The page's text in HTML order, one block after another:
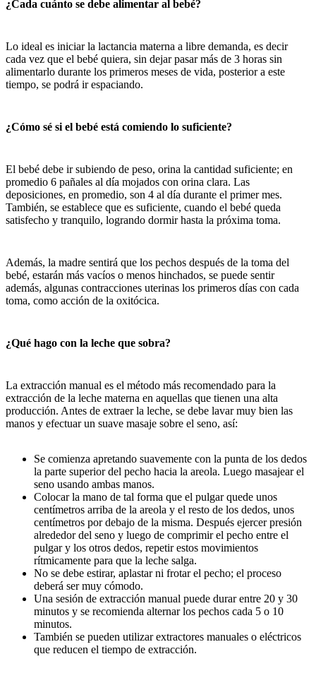
¿Cada cuánto se debe alimentar al bebé?
Lo ideal es iniciar la lactancia materna a libre demanda, es decir
cada vez que el bebé quiera, sin dejar pasar más de 3 horas sin
alimentarlo durante los primeros meses de vida, posterior a este
tiempo, se podrá ir espaciando.
¿Cómo sé si el bebé está comiendo lo suficiente?
El bebé debe ir subiendo de peso, orina la cantidad suficiente; en
promedio 6 pañales al día mojados con orina clara. Las
deposiciones, en promedio, son 4 al día durante el primer mes.
También, se establece que es suficiente, cuando el bebé queda
satisfecho y tranquilo, logrando dormir hasta la próxima toma.
Además, la madre sentirá que los pechos después de la toma del
bebé, estarán más vacíos o menos hinchados, se puede sentir
además, algunas contracciones uterinas los primeros días con cada
toma, como acción de la oxitócica.
¿Qué hago con la leche que sobra?
La extracción manual es el método más recomendado para la
extracción de la leche materna en aquellas que tienen una alta
producción. Antes de extraer la leche, se debe lavar muy bien las
manos y efectuar un suave masaje sobre el seno, así:
Se comienza apretando suavemente con la punta de los dedos
la parte superior del pecho hacia la areola. Luego masajear el
seno usando ambas manos.
Colocar la mano de tal forma que el pulgar quede unos
centímetros arriba de la areola y el resto de los dedos, unos
centímetros por debajo de la misma. Después ejercer presión
alrededor del seno y luego de comprimir el pecho entre el
pulgar y los otros dedos, repetir estos movimientos
rítmicamente para que la leche salga.
No se debe estirar, aplastar ni frotar el pecho; el proceso
deberá ser muy cómodo.
Una sesión de extracción manual puede durar entre 20 y 30
minutos y se recomienda alternar los pechos cada 5 o 10
minutos.
También se pueden utilizar extractores manuales o eléctricos
que reducen el tiempo de extracción.